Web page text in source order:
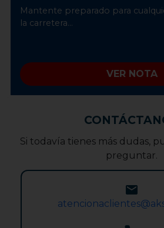
Mantente preparado para
la carretera...
VER NOTA
Si todavía tienes más dudas,
preguntar.